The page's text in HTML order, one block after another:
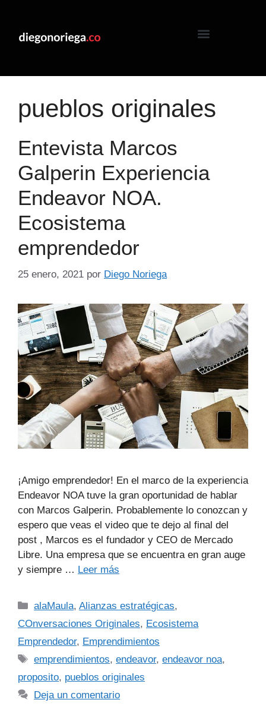
pueblos originales
Entevista Marcos
Galperin Experiencia
Endeavor NOA.
Ecosistema
emprendedor
25 enero, 2021 por Diego Noriega
¡Amigo emprendedor! En el marco de la experiencia
Endeavor NOA tuve la gran oportunidad de hablar
con Marcos Galperin. Probablemente lo conozcan y
espero que veas el video que te dejo al final del
post , Marcos es el fundador y CEO de Mercado
Libre. Una empresa que se encuentra en gran auge
y siempre … Leer más
alaMaula,Alianzas estratégicas,
COnversaciones Originales, Ecosistema
Emprendedor, Emprendimientos
emprendimientos,endeavor,endeavor noa,
proposito, pueblos originales
Deja un comentario